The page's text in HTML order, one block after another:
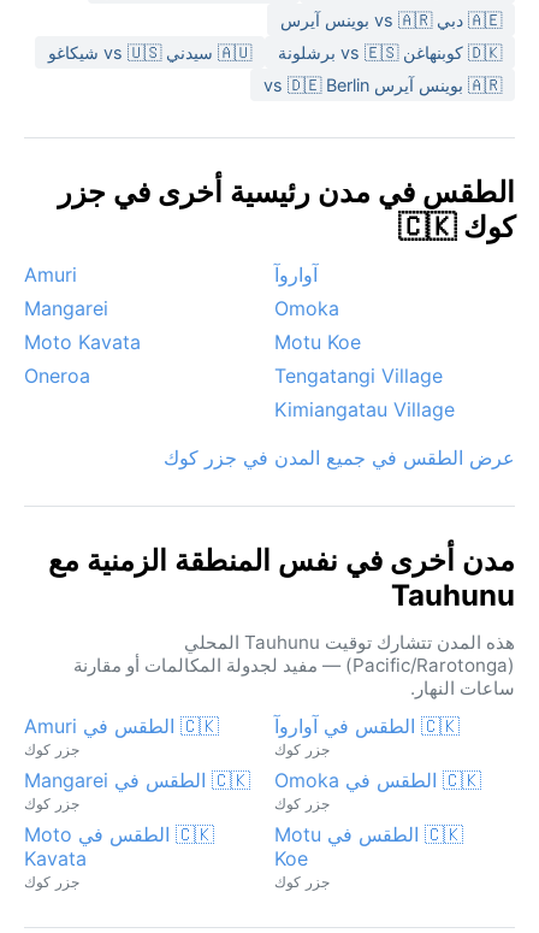
🇦🇪 دبي vs 🇦🇷 بوينس آيرس
🇩🇰 كوبنهاغن vs 🇪🇸 برشلونة
🇦🇺 سيدني vs 🇺🇸 شيكاغو
🇦🇷 بوينس آيرس vs 🇩🇪 Berlin
الطقس في مدن رئيسية أخرى في جزر
كوك 🇨🇰
آواروآ
Amuri
Omoka
Mangarei
Motu Koe
Moto Kavata
Tengatangi Village
Oneroa
Kimiangatau Village
عرض الطقس في جميع المدن في جزر كوك
مدن أخرى في نفس المنطقة الزمنية مع
Tauhunu
هذه المدن تتشارك توقيت Tauhunu المحلي
(Pacific/Rarotonga) — مفيد لجدولة المكالمات أو مقارنة
ساعات النهار.
🇨🇰 الطقس في آواروآ
جزر كوك
🇨🇰 الطقس في Amuri
جزر كوك
🇨🇰 الطقس في Omoka
جزر كوك
🇨🇰 الطقس في Mangarei
جزر كوك
🇨🇰 الطقس في Motu
Koe
جزر كوك
🇨🇰 الطقس في Moto
Kavata
جزر كوك